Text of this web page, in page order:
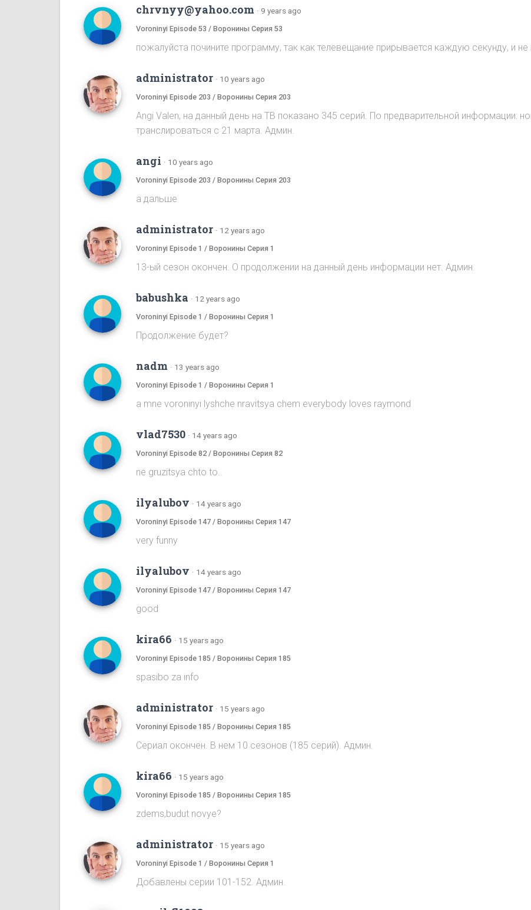
chrvnyy@yahoo.com · 9 years ago
Voroninyi Episode 53 / Воронины Серия 53
пожалуйста почините программу, так как телевещание прирывается каждую секунду, и
administrator · 10 years ago
Voroninyi Episode 203 / Воронины Серия 203
Angi Valen, на данный день на ТВ показано 345 серий. По предварительной информации:
транслироваться с 21 марта. Админ.
angi · 10 years ago
Voroninyi Episode 203 / Воронины Серия 203
а дальше
administrator · 12 years ago
Voroninyi Episode 1 / Воронины Серия 1
13-ый сезон окончен. О продолжении на данный день информации нет. Админ.
babushka · 12 years ago
Voroninyi Episode 1 / Воронины Серия 1
Продолжение будет?
nadm · 13 years ago
Voroninyi Episode 1 / Воронины Серия 1
a mne voroninyi lyshche nravitsya chem everybody loves raymond
vlad7530 · 14 years ago
Voroninyi Episode 82 / Воронины Серия 82
ne gruzitsya chto to..
ilyalubov · 14 years ago
Voroninyi Episode 147 / Воронины Серия 147
very funny
ilyalubov · 14 years ago
Voroninyi Episode 147 / Воронины Серия 147
good
kira66 · 15 years ago
Voroninyi Episode 185 / Воронины Серия 185
spasibo za info
administrator · 15 years ago
Voroninyi Episode 185 / Воронины Серия 185
Сериал окончен. В нем 10 сезонов (185 серий). Админ.
kira66 · 15 years ago
Voroninyi Episode 185 / Воронины Серия 185
zdems,budut novye?
administrator · 15 years ago
Voroninyi Episode 1 / Воронины Серия 1
Добавлены серии 101-152. Админ.